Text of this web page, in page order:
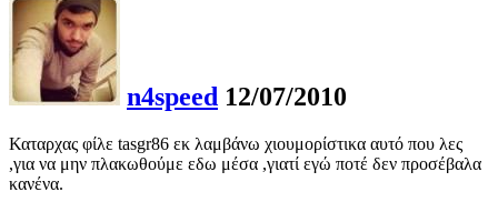
n4speed 12/07/2010
Καταρχας φίλε tasgr86 εκ λαμβάνω χιουμορίστικα αυτό που λες
,για να μην πλακωθούμε εδω μέσα ,γιατί εγώ ποτέ δεν προσέβαλα
κανένα.